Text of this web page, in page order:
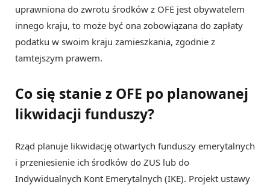
uprawniona do zwrotu środków z OFE jest obywatelem
innego kraju, to może być ona zobowiązana do zapłaty
podatku w swoim kraju zamieszkania, zgodnie z
tamtejszym prawem.
Co się stanie z OFE po planowanej
likwidacji funduszy?
Rząd planuje likwidację otwartych funduszy emerytalnych
i przeniesienie ich środków do ZUS lub do
Indywidualnych Kont Emerytalnych (IKE). Projekt ustawy